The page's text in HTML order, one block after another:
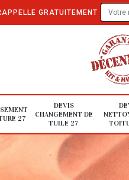
GRATUITEMENT
27
DEVIS
CHANGEMENT DE
TUILE 27